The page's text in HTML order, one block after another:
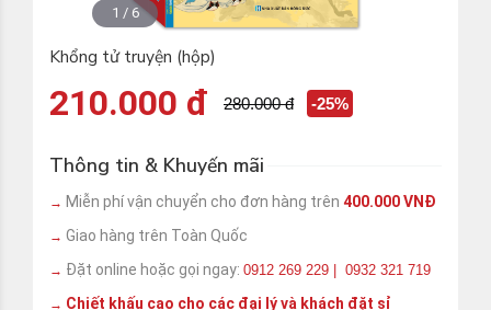
1 / 6
Khổng tử truyện (hộp)
210.000 đ 280.000 đ -25%
Thông tin & Khuyến mãi
→ Miễn phí vận chuyển cho đơn hàng trên 400.000 VNĐ
→ Giao hàng trên Toàn Quốc
→ Đặt online hoặc gọi ngay: 0912 269 229 | 0932 321 719
→ Chiết khấu cao cho các đại lý và khách đặt sỉ